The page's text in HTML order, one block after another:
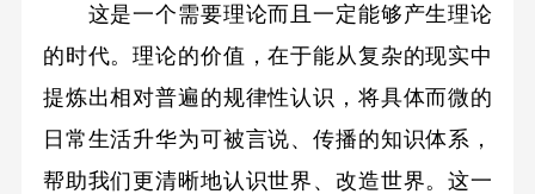
这是一个需要理论而且一定能够产生理论
的时代。理论的价值，在于能从复杂的现实中
提炼出相对普遍的规律性认识，将具体而微的
日常生活升华为可被言说、传播的知识体系，
帮助我们更清晰地认识世界、改造世界。这一